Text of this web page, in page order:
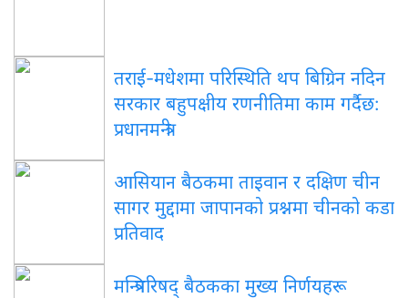
तराई-मधेशमा परिस्थिति थप बिग्रिन नदिन
सरकार बहुपक्षीय रणनीतिमा काम गर्दैछ:
प्रधानमन्त्री
आसियान बैठकमा ताइवान र दक्षिण चीन
सागर मुद्दामा जापानको प्रश्नमा चीनको कडा
प्रतिवाद
मन्त्रिपरिषद् बैठकका मुख्य निर्णयहरू